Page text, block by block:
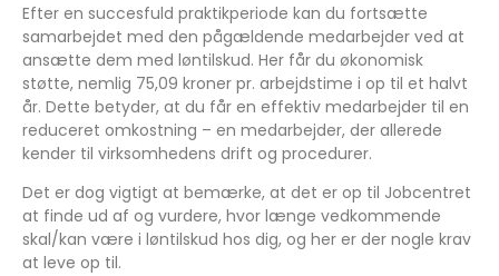
Efter en succesfuld praktikperiode kan du fortsætte
samarbejdet med den pågældende medarbejder ved at
ansætte dem med løntilskud. Her får du økonomisk
støtte, nemlig 75,09 kroner pr. arbejdstime i op til et halvt
år. Dette betyder, at du får en effektiv medarbejder til en
reduceret omkostning – en medarbejder, der allerede
kender til virksomhedens drift og procedurer.
Det er dog vigtigt at bemærke, at det er op til Jobcentret
at finde ud af og vurdere, hvor længe vedkommende
skal/kan være i løntilskud hos dig, og her er der nogle krav
at leve op til.